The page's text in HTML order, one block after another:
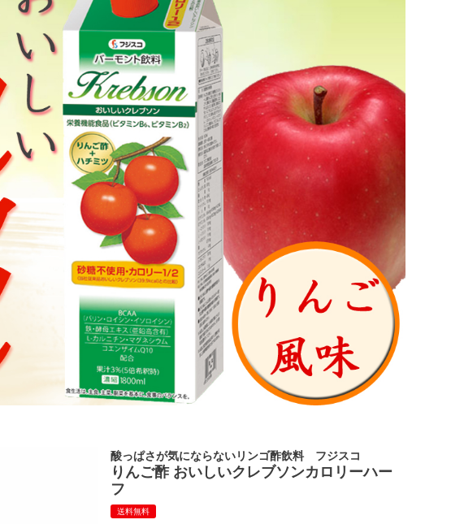
酸っぱさが気にならないリンゴ酢飲料 フジスコ
りんご酢 おいしいクレブソンカロリーハー
フ
送料無料